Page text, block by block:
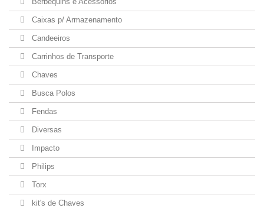
Caixas p/ Armazenamento
Candeeiros
Carrinhos de Transporte
Chaves
Busca Polos
Fendas
Diversas
Impacto
Philips
Torx
kit's de Chaves